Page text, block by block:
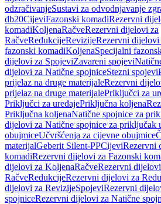
odzračivanjeSustavi za odvodnjavanje
db20CijeviFazonski komadiRezervni
komadiKoljenaRačveRezervni dijelovi za
RačveRedukcijeRevizijeRezervni
fazonski komadiKoljenaSpecijalni
dijelovi za SpojeviZavareni spojevi
dijelovi za Natične spojniceStezni spojevi
prijelaz na druge materijaleRezervni
prijelaz na druge materijalePriključci za
Priključci za uređajePriključna koljena
Priključna koljenaNatične spojnice za
dijelovi za Natične spojnice za priključak
obujmiceUčvršćenja za cijevne obujmice
materijalGeberit Silent-PPCijeviRezervni
komadiRezervni dijelovi za Fazonski
dijelovi za KoljenaRačveRezervni
RačveRedukcijeRezervni dijelovi za
dijelovi za RevizijeSpojeviRezervni
spojniceRezervni dijelovi za Natične